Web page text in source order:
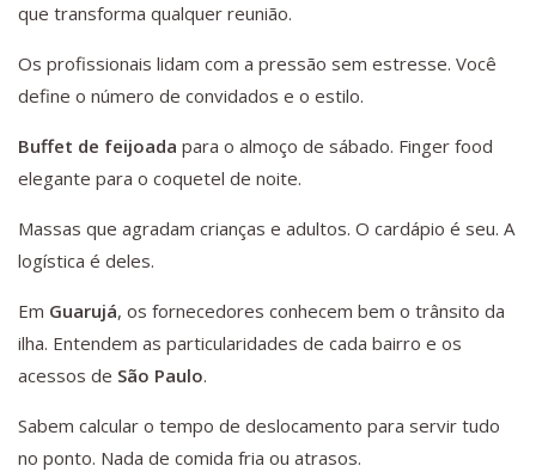
que transforma qualquer reunião.
Os profissionais lidam com a pressão sem estresse. Você
define o número de convidados e o estilo.
Buffet de feijoada para o almoço de sábado. Finger food
elegante para o coquetel de noite.
Massas que agradam crianças e adultos. O cardápio é seu. A
logística é deles.
Em Guarujá, os fornecedores conhecem bem o trânsito da
ilha. Entendem as particularidades de cada bairro e os
acessos de São Paulo.
Sabem calcular o tempo de deslocamento para servir tudo
no ponto. Nada de comida fria ou atrasos.